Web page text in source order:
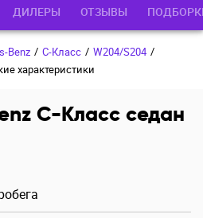
ДИЛЕРЫ ОТЗЫВЫ
Benz / C-Класс / W204/S204 /
характеристики
C-Класс седан